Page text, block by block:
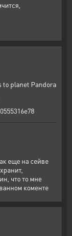
to planet Pandora
еще на сейве
что то мне
коменте